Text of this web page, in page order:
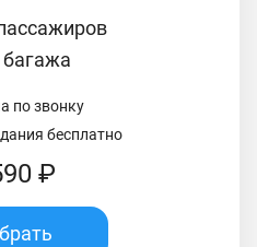
багажа
по звонку
бесплатно
₽